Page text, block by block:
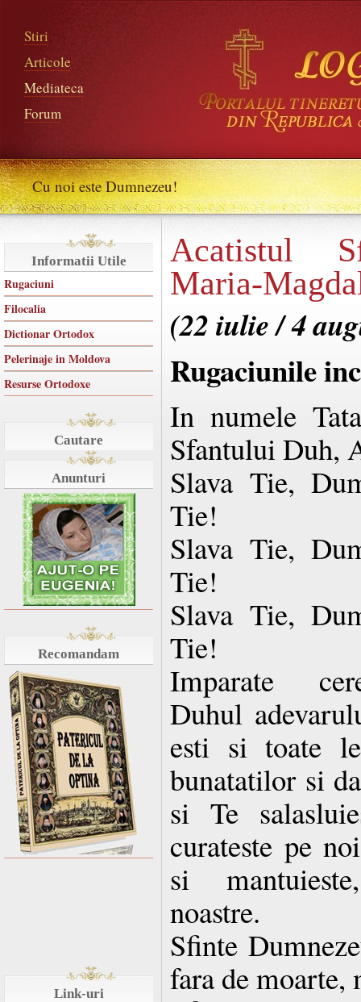
Stiri
Articole
Mediateca
Forum
Cu noi este Dumnezeu!
Informatii Utile
Rugaciuni
Filocalia
Dictionar Ortodox
Pelerinaje in Moldova
Resurse Ortodoxe
Cautare
Anunturi
Recomandam
Link-uri
Acatistul
Maria-
(22 iulie / 4
Rugaciunile
In numele
Sfantului Duh,
Slava Tie,
Tie!
Slava Tie,
Tie!
Slava Tie,
Tie!
Imparate
Duhul
esti si toate
bunatatilor si
si Te
curateste pe
si
noastre.
Sfinte
fara de moarte,